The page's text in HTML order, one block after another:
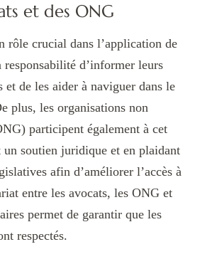
et des ONG
rôle crucial dans l’application de
d’informer leurs
de les aider à naviguer dans le
plus, les organisations non
participent également à cet
soutien juridique et en plaidant
afin d’améliorer l’accès à
entre les avocats, les ONG et
permet de garantir que les
respectés.